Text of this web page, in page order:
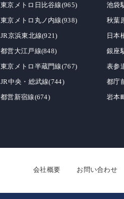
東京メトロ日比谷線(965)
東京メトロ丸ノ内線(938)
JR京浜東北線(921)
都営大江戸線(848)
東京メトロ半蔵門線(767)
JR中央・総武線(744)
都営新宿線(674)
池袋
秋葉
日本
銀座
表参
都庁
岩本
会社概要 お問い合わせ